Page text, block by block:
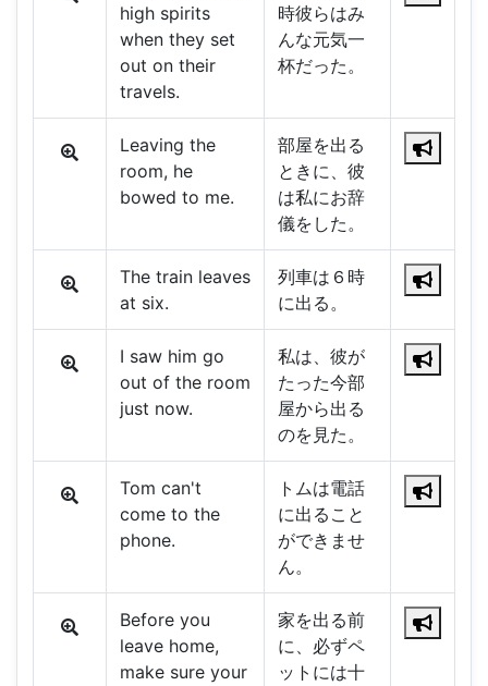
high spirits
when they set
out on their
travels.
時彼らはみ
んな元気一
杯だった。
Leaving the
room, he
bowed to me.
部屋を出る
ときに、彼
は私にお辞
儀をした。
The train leaves
at six.
列車は６時
に出る。
I saw him go
out of the room
just now.
私は、彼が
たった今部
屋から出る
のを見た。
Tom can't
come to the
phone.
トムは電話
に出ること
ができませ
ん。
Before you
leave home,
make sure your
家を出る前
に、必ずペ
ットには十